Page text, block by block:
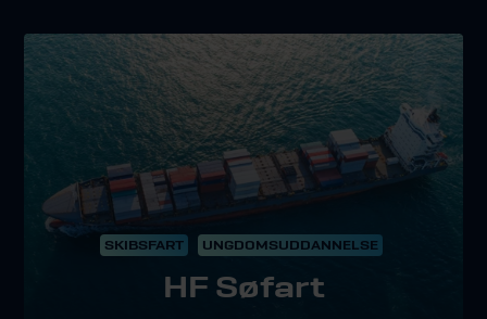
SKIBSFART UNGDOMSUDDANNELSE
HF Søfart